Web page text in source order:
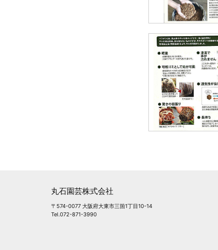
丸石園芸株式会社
〒574-0077 大阪府大東市三箇1丁目10-14
Tel.072-871-3990